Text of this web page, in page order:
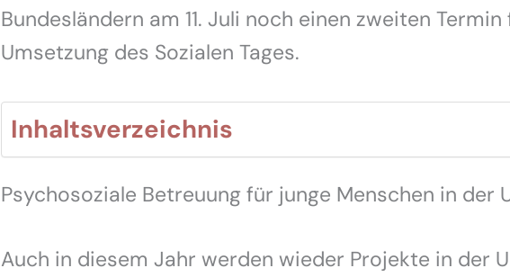
Bundesländern am 11. Juli noch einen zweiten
Umsetzung des Sozialen Tages.
Inhaltsverzeichnis
Psychosoziale Betreuung für junge Menschen in der
Auch in diesem Jahr werden wieder Projekte in der